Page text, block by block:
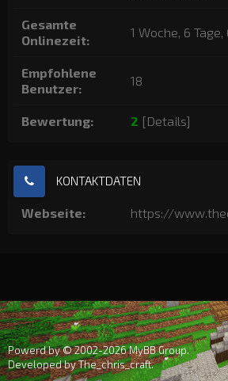
Gesamte
Onlinezeit:
1 Woche, 6
Empfohlene
Benutzer:
18
Bewertung: 2 [Details]
KONTAKTDATEN
Webseite: https://
Powerd by © 2002-2026MyBB Group.
Developed byThe_chris_craft.